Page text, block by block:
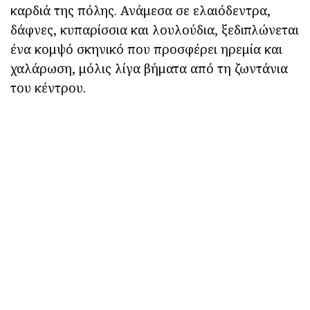
καρδιά της πόλης. Ανάμεσα σε ελαιόδεντρα,
δάφνες, κυπαρίσσια και λουλούδια, ξεδιπλώνεται
ένα κομψό σκηνικό που προσφέρει ηρεμία και
χαλάρωση, μόλις λίγα βήματα από τη ζωντάνια
του κέντρου.